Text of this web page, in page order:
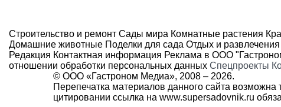
Строительство и ремонт Сады мира Комнатные растения
Домашние животные Поделки для сада Отдых и развлечения
Редакция Контактная информация Реклама в ООО
отношении обработки персональных данных Спецпроекты
© ООО «Гастроном Медиа», 2008 – 2026.
Перепечатка материалов данного сайта
цитировании ссылка на www.supersadovnik.ru